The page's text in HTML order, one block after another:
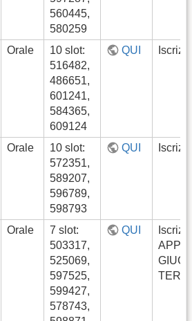
560445,
580259
Orale
10 slot:
516482,
486651,
601241,
584365,
609124
QUI
Orale
10 slot:
572351,
589207,
596789,
598793
QUI
Orale
7 slot:
503317,
525069,
597525,
599427,
578743,
QUI